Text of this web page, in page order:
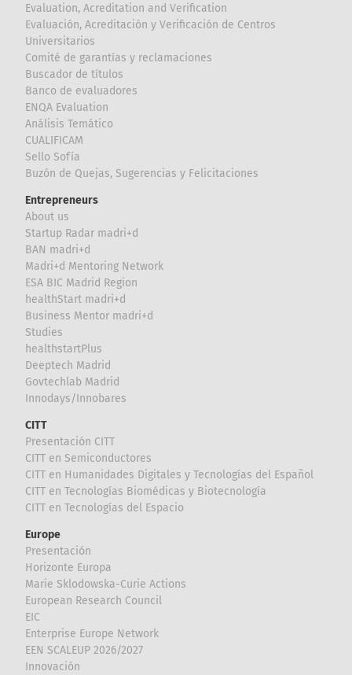
Evaluation, Acreditation and Verification
Evaluación, Acreditación y Verificación de Centros
Universitarios
Comité de garantías y reclamaciones
Buscador de títulos
Banco de evaluadores
ENQA Evaluation
Análisis Temático
CUALIFICAM
Sello Sofía
Buzón de Quejas, Sugerencias y Felicitaciones
Entrepreneurs
About us
Startup Radar madri+d
BAN madri+d
Madri+d Mentoring Network
ESA BIC Madrid Region
healthStart madri+d
Business Mentor madri+d
Studies
healthstartPlus
Deeptech Madrid
Govtechlab Madrid
Innodays/Innobares
CITT
Presentación CITT
CITT en Semiconductores
CITT en Humanidades Digitales y Tecnologías del Español
CITT en Tecnologías Biomédicas y Biotecnología
CITT en Tecnologías del Espacio
Europe
Presentación
Horizonte Europa
Marie Sklodowska-Curie Actions
European Research Council
EIC
Enterprise Europe Network
EEN SCALEUP 2026/2027
Innovación